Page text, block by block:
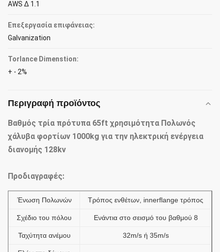
AWS Δ 1.1
Επεξεργασία επιφάνειας:
Galvanization
Torlance Dimenstion:
+ - 2%
Περιγραφή προϊόντος
Βαθμός τρία πρότυπα 65ft χρησιμότητα Πολωνός
χάλυβα φορτίων 1000kg για την ηλεκτρική ενέργεια
διανομής 128kv
Προδιαγραφές:
Ένωση Πολωνών Τρόπος ενθέτων, innerflange τρόπος
Σχέδιο του πόλου Ενάντια στο σεισμό του βαθμού 8
Ταχύτητα ανέμου 32m/s ή 35m/s